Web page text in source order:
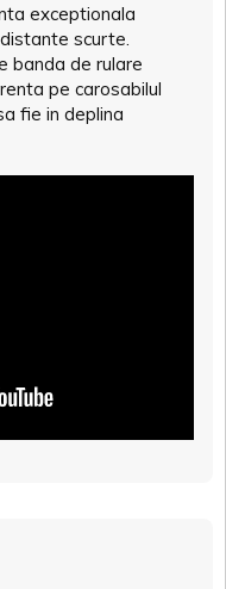
exceptionala
scurte.
banda de rulare
pe carosabilul
fie in deplina